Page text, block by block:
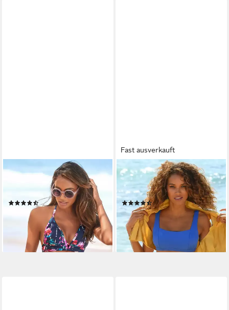
SUNSEEKER
Bikini-Hose Modern seitlich zu
(71)
29,99 €
lieferbar - in 1-2 Werktagen bei dir
Fast ausverkauft
SUNSEEKER
Bikini-Hose Fancy aus
Strukturware
(197)
29,99 €
lieferbar - in 1-2 Werktagen bei dir